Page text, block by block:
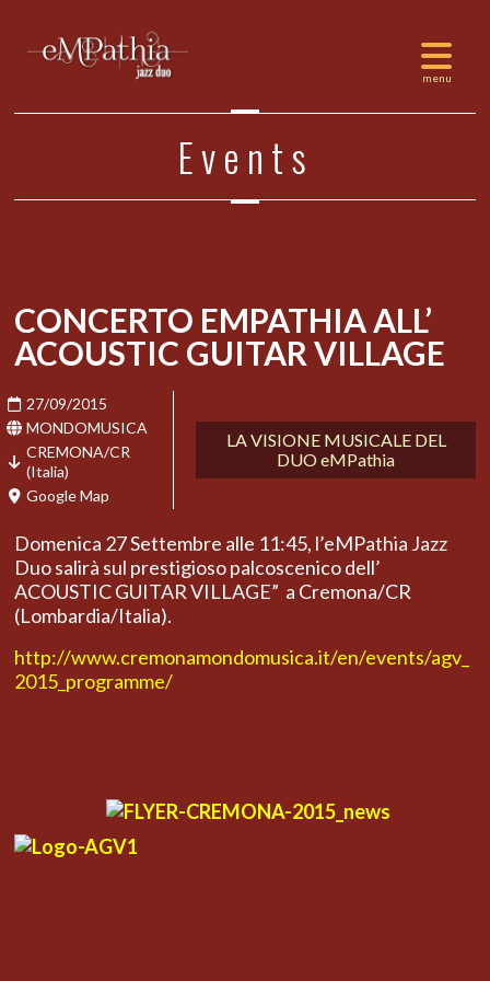
Events
CONCERTO EMPATHIA ALL’
ACOUSTIC GUITAR VILLAGE
27/09/2015
MONDOMUSICA
CREMONA/CR
(Italia)
Google Map
LA VISIONE MUSICALE DEL
DUO eMPathia
Domenica 27 Settembre alle 11:45, l’eMPathia Jazz
Duo salirà sul prestigioso palcoscenico dell’
ACOUSTIC GUITAR VILLAGE” a Cremona/CR
(Lombardia/Italia).
http://www.cremonamondomusica.it/en/events/agv_
2015_programme/